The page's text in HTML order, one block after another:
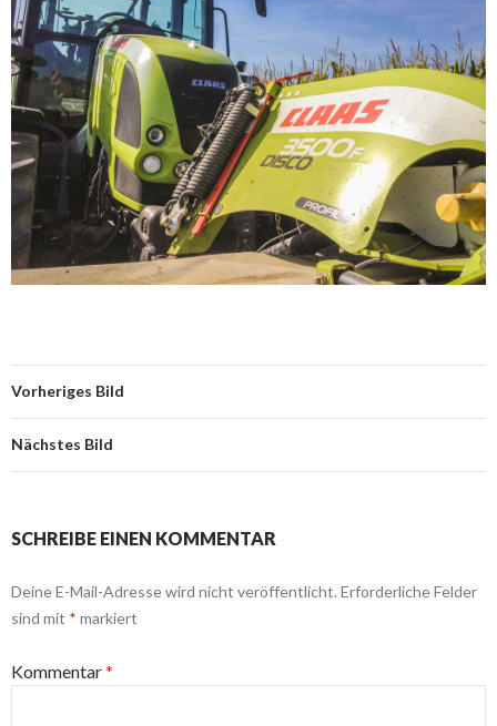
Vorheriges Bild
Nächstes Bild
SCHREIBE EINEN KOMMENTAR
Deine E-Mail-Adresse wird nicht veröffentlicht. Erforderliche Felder
sind mit * markiert
Kommentar*